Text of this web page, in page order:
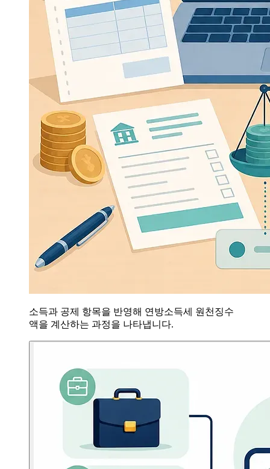
소득과 공제 항목을 반영해 연방소득세 원천징수
액을 계산하는 과정을 나타냅니다.